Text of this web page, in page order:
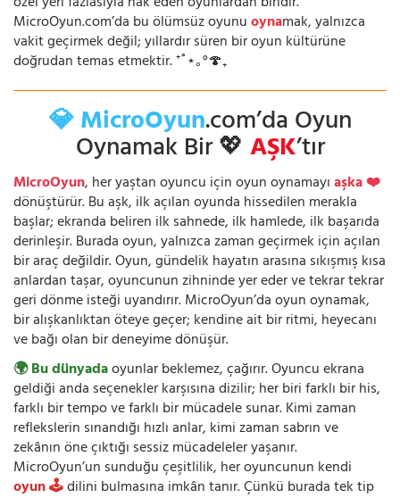
MicroOyun.com’da bu ölümsüz oyunuoynamak, yalnızca
vakit geçirmek değil; yıllardır süren bir oyun kültürüne
doğrudan temas etmektir. ⁺˚⋆｡°🍄₊
💎 MicroOyun.com’da Oyun
Oynamak Bir 💖AŞK’tır
MicroOyun, her yaştan oyuncu için oyun oynamayıaşka ❤️
dönüştürür. Bu aşk, ilk açılan oyunda hissedilen merakla
başlar; ekranda beliren ilk sahnede, ilk hamlede, ilk başarıda
derinleşir. Burada oyun, yalnızca zaman geçirmek için açılan
bir araç değildir. Oyun, gündelik hayatın arasına sıkışmış kısa
anlardan taşar, oyuncunun zihninde yer eder ve tekrar tekrar
geri dönme isteği uyandırır. MicroOyun’da oyun oynamak,
bir alışkanlıktan öteye geçer; kendine ait bir ritmi, heyecanı
ve bağı olan bir deneyime dönüşür.
🌍 Bu dünyadaoyunlar beklemez, çağırır. Oyuncu ekrana
geldiği anda seçenekler karşısına dizilir; her biri farklı bir his,
farklı bir tempo ve farklı bir mücadele sunar. Kimi zaman
reflekslerin sınandığı hızlı anlar, kimi zaman sabrın ve
zekânın öne çıktığı sessiz mücadeleler yaşanır.
MicroOyun’un sunduğu çeşitlilik, her oyuncunun kendi
oyun 🕹️dilini bulmasına imkân tanır. Çünkü burada tek tip